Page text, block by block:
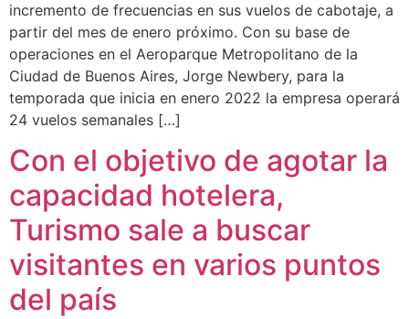
incremento de frecuencias en sus vuelos de cabotaje, a
partir del mes de enero próximo. Con su base de
operaciones en el Aeroparque Metropolitano de la
Ciudad de Buenos Aires, Jorge Newbery, para la
temporada que inicia en enero 2022 la empresa operará
24 vuelos semanales […]
Con el objetivo de agotar la
capacidad hotelera,
Turismo sale a buscar
visitantes en varios puntos
del país